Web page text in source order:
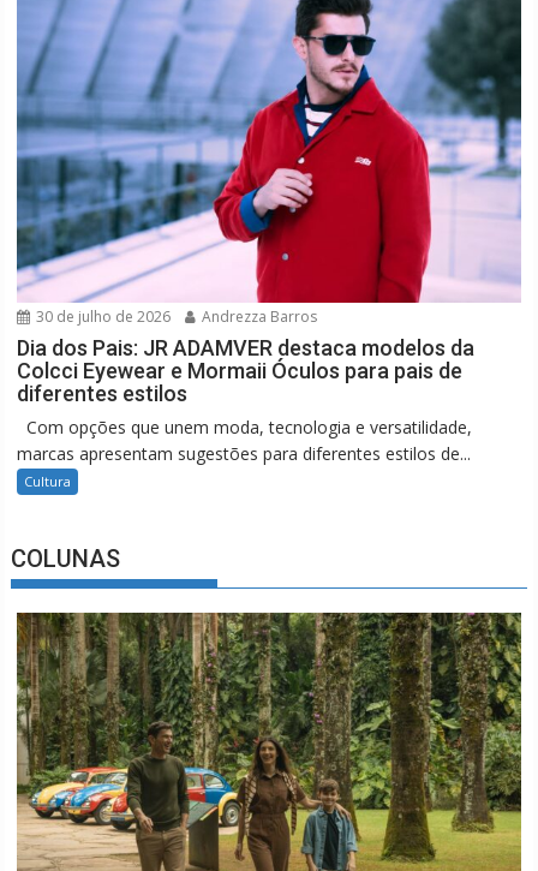
30 de julho de 2026 Andrezza Barros
Dia dos Pais: JR ADAMVER destaca modelos da
Colcci Eyewear e Mormaii Óculos para pais de
diferentes estilos
Com opções que unem moda, tecnologia e versatilidade,
marcas apresentam sugestões para diferentes estilos de...
Cultura
COLUNAS